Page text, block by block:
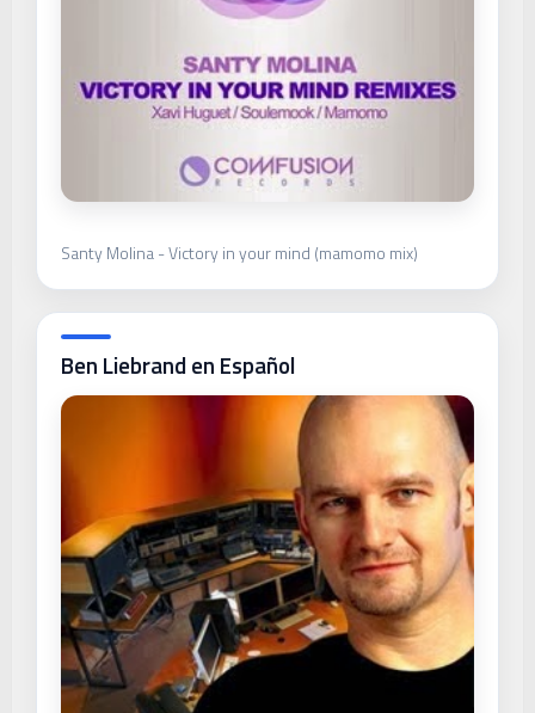
Santy Molina - Victory in your mind (mamomo mix)
Ben Liebrand en Español